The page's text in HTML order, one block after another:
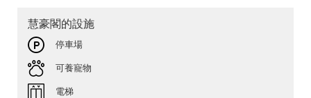
慧豪閣的設施
停車場
可養寵物
電梯